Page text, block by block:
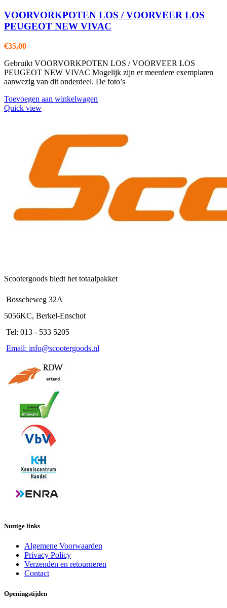
VOORVORKPOTEN LOS / VOORVEER LOS
PEUGEOT NEW VIVAC
€35,00
Gebruikt VOORVORKPOTEN LOS / VOORVEER LOS
PEUGEOT NEW VIVAC Mogelijk zijn er meerdere exemplaren
aanwezig van dit onderdeel. De foto’s
Toevoegen aan winkelwagen
Quick view
Scootergoods biedt het totaalpakket
Bosscheweg 32A
5056KC, Berkel-Enschot
Tel: 013 - 533 5205
Email: info@scootergoods.nl
Nuttige links
Algemene Voorwaarden
Privacy Policy
Verzenden en retourneren
Contact
Openingstijden